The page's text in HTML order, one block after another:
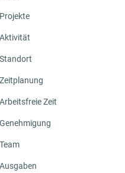
Projekte
Aktivität
Standort
Zeitplanung
Arbeitsfreie Zeit
Genehmigung
Team
Ausgaben